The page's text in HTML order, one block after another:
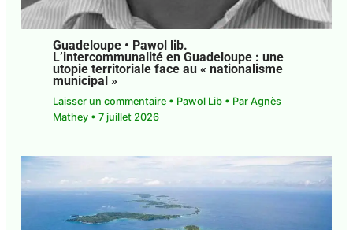
Guadeloupe • Pawol lib.
L’intercommunalité en Guadeloupe : une
utopie territoriale face au « nationalisme
municipal »
Laisser un commentaire •Pawol Lib• ParAgnès